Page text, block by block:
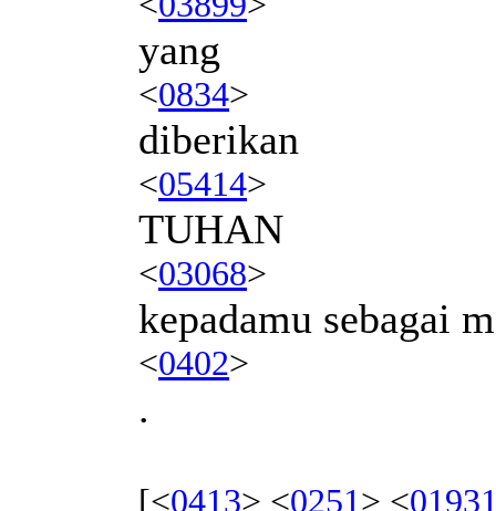
yang
<0834>
diberikan
<05414>
TUHAN
<03068>
kepadamu sebagai
<0402>
.
[<0413> <0251> <